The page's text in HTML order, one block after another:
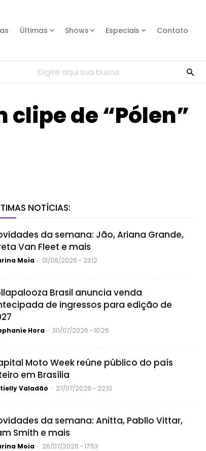
Últimas Shows Especiais Contato
Digite aqui sua busca
clipe de “Pólen”
NOTÍCIAS:
da semana: Jão, Ariana Grande,
Van Fleet e mais
Moia - 01/08/2026 - 23:12
Brasil anuncia venda
de ingressos para edição de
Hora - 30/07/2026 - 10:26
Moto Week reúne público do país
em Brasília
Valadão - 27/07/2026 - 22:10
da semana: Anitta, Pabllo Vittar,
Smith e mais
Moia - 26/07/2026 - 17:53